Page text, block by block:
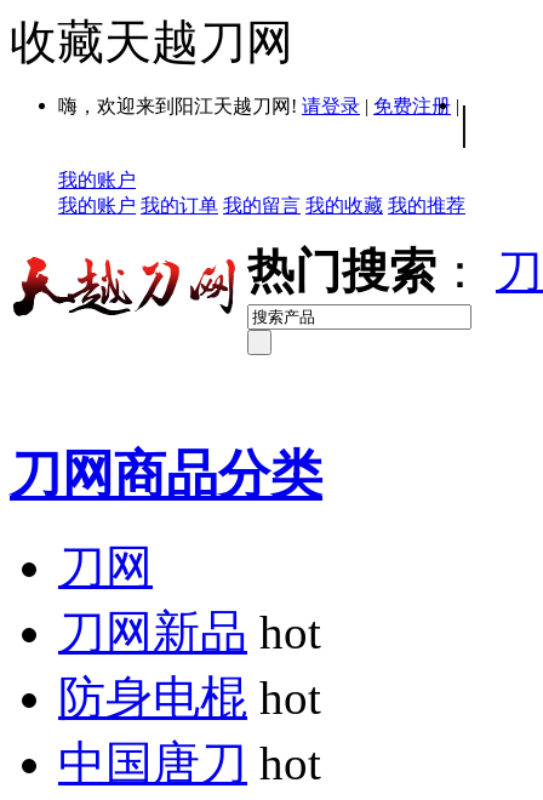
收藏天越刀网
嗨，欢迎来到阳江天越刀网! 请登录 | 免费注册 | |
我的账户
我的账户 我的订单 我的留言 我的收藏 我的推荐
热门搜索 ：
刀网商品分类
刀网
刀网新品 hot
防身电棍 hot
中国唐刀 hot